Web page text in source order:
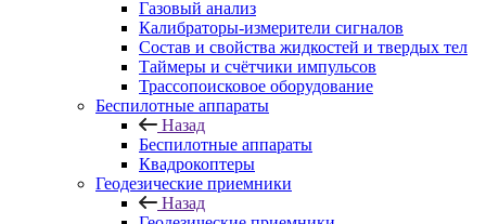
Газовый анализ
Калибраторы-измерители сигналов
Состав и свойства жидкостей и твердых тел
Таймеры и счётчики импульсов
Трассопоисковое оборудование
Беспилотные аппараты
Назад
Беспилотные аппараты
Квадрокоптеры
Геодезические приемники
Назад